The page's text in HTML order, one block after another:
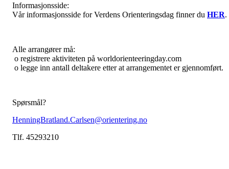
Informasjonsside:
Vår informasjonsside for Verdens Orienteringsdag finner du HER.
Alle arrangører må:
o registrere aktiviteten på worldorienteeringday.com
o legge inn antall deltakere etter at arrangementet er gjennomført.
Spørsmål?
HenningBratland.Carlsen@orientering.no
Tlf. 45293210